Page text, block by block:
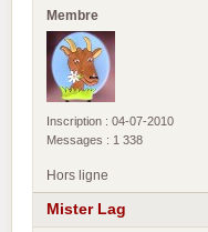
Membre
Inscription : 04-07-2010
Messages : 1 338
Hors ligne
Mister Lag